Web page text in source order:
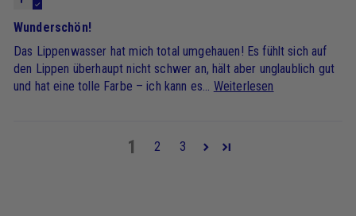
Wunderschön!
Das Lippenwasser hat mich total umgehauen! Es fühlt sich auf
den Lippen überhaupt nicht schwer an, hält aber unglaublich gut
und hat eine tolle Farbe – ich kann es... Weiterlesen
1 2 3